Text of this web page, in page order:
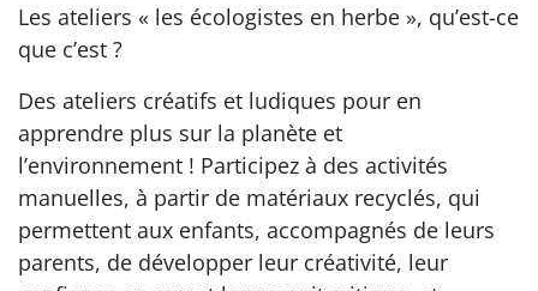
Les ateliers « les écologistes en herbe », qu’est-ce
que c’est ?
Des ateliers créatifs et ludiques pour en
apprendre plus sur la planète et
l’environnement ! Participez à des activités
manuelles, à partir de matériaux recyclés, qui
permettent aux enfants, accompagnés de leurs
parents, de développer leur créativité, leur